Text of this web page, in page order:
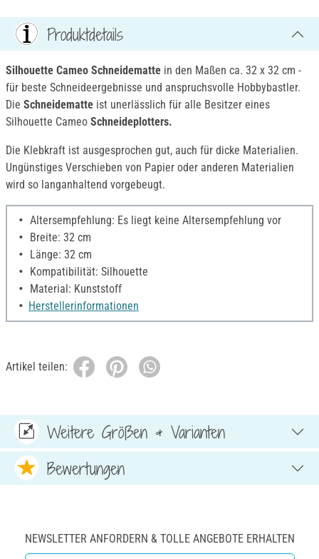
Produktdetails
Silhouette Cameo Schneidematte in den Maßen ca. 32 x 32 cm -
für beste Schneideergebnisse und anspruchsvolle Hobbybastler.
Die Schneidematte ist unerlässlich für alle Besitzer eines
Silhouette Cameo Schneideplotters.
Die Klebkraft ist ausgesprochen gut, auch für dicke Materialien.
Ungünstiges Verschieben von Papier oder anderen Materialien
wird so langanhaltend vorgebeugt.
Altersempfehlung: Es liegt keine Altersempfehlung vor
Breite: 32 cm
Länge: 32 cm
Kompatibilität: Silhouette
Material: Kunststoff
Herstellerinformationen
Artikel teilen:
Weitere Größen & Varianten
Bewertungen
NEWSLETTER ANFORDERN & TOLLE ANGEBOTE ERHALTEN